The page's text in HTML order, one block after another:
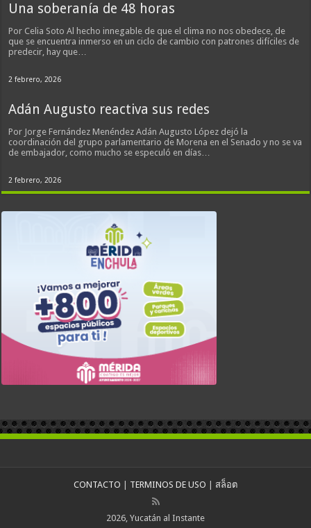
Una soberanía de 48 horas
Por Celia Soto Al hecho innegable de que el clima no nos obedece, de
que se encuentra inmerso en un ciclo de cambio con patrones difíciles de
predecir, hay que…
2 febrero, 2026
Adán Augusto reactiva sus redes
Por Jorge Fernández Menéndez Adán Augusto López dejó la
coordinación del grupo parlamentario de Morena en el Senado y no se va
de embajador, como mucho se especuló en días…
2 febrero, 2026
CONTACTO TERMINOS DE USO สล็อต
2026, Yucatán al Instante